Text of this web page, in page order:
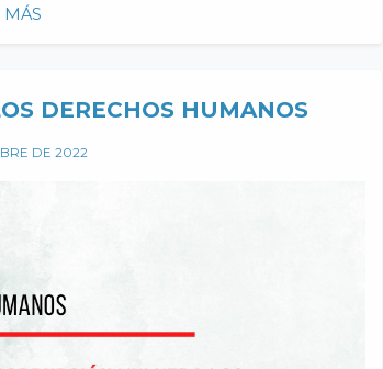
MÁS
DERECHOS HUMANOS
DE 2022